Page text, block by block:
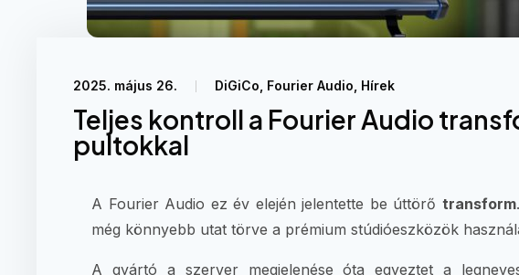
2025. május 26. DiGiCo Fourier Audio Hírek
Teljes kontroll a Fourier Audio
pultokkal
A Fourier Audio ez év elején jelentette be úttörő transform
még könnyebb utat törve a prémium stúdióeszközök
A gyártó a szerver megjelenése óta egyeztet a